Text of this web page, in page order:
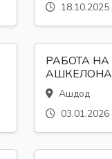
18.10.2025
РАБОТА
Ашдод
03.01.2026